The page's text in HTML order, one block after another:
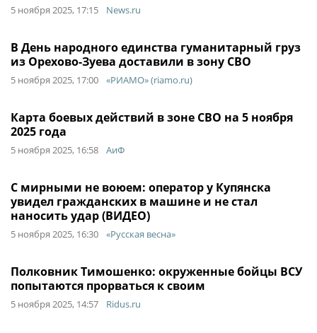
5 ноября 2025, 17:15 News.ru
В День народного единства гуманитарный груз
из Орехово-Зуева доставили в зону СВО
5 ноября 2025, 17:00 «РИАМО» (riamo.ru)
Карта боевых действий в зоне СВО на 5 ноября
2025 года
5 ноября 2025, 16:58 АиФ
С мирными не воюем: оператор у Купянска
увидел гражданских в машине и не стал
наносить удар (ВИДЕО)
5 ноября 2025, 16:30 «Русская весна»
Полковник Тимошенко: окруженные бойцы ВСУ
попытаются прорваться к своим
5 ноября 2025, 14:57 Ridus.ru